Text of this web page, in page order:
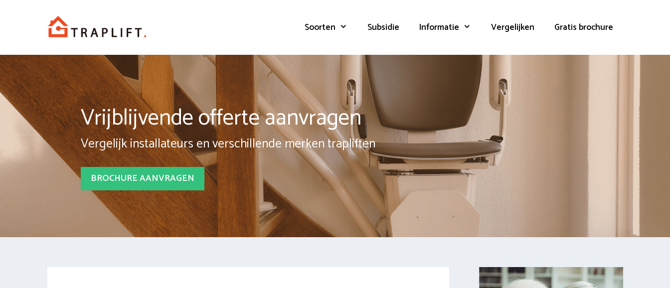
Soorten Subsidie Informatie Vergelijken Gratis brochure
Vrijblijvende offerte aanvragen
Vergelijk installateurs en verschillende merken trapliften
BROCHURE AANVRAGEN